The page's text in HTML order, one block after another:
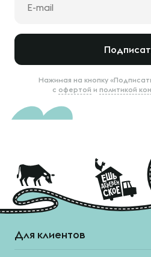
Нажимая на кнопку
с офертой и политикой
Для клиентов